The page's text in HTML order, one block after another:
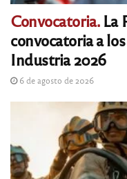
Convocatoria.La
convocatoria a
Industria 2026
6 de agosto de 2026